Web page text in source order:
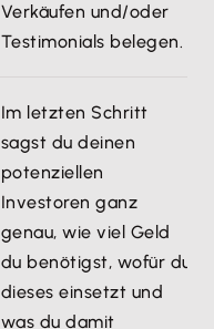
Verkäufen und/oder
Testimonials belegen.
Im letzten Schritt
sagst du deinen
potenziellen
Investoren ganz
genau, wie viel Geld
du benötigst, wofür du
dieses einsetzt und
was du damit